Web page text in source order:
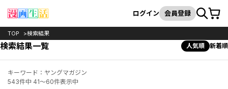
検索
ログイン 会員登録カート
TOP 検索結果
検索結果一覧 人気順 新着順
キーワード：ヤングマガジン
543件中 41～60件表示中